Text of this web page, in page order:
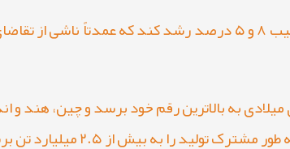
به عنوان مثال، تقاضا در هند و چین، انتظار می رود به ترتیب ۸ و ۵
به بالاترین رقم خود برسد و چین، هند